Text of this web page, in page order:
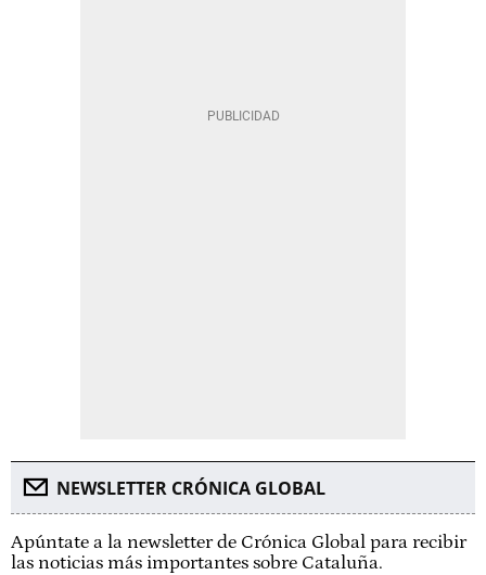
NEWSLETTER CRÓNICA GLOBAL
Apúntate a la newsletter de Crónica Global para recibir
las noticias más importantes sobre Cataluña.